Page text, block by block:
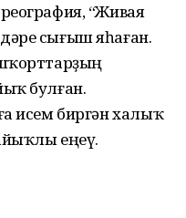
“Живая
сығыш яһаған.
булған.
исем биргән халыҡ
еңеү.